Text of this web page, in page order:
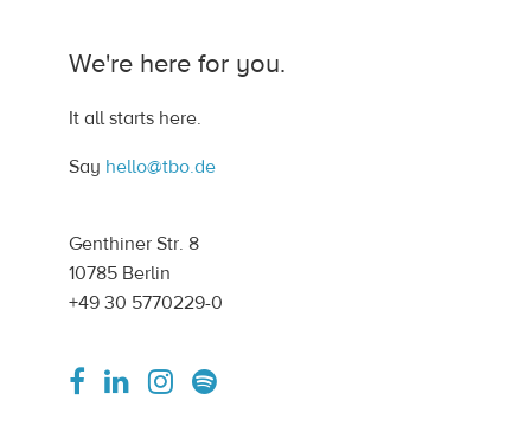
We're here for you.
It all starts here.
Say hello@tbo.de
Genthiner Str. 8
10785 Berlin
+49 30 5770229-0